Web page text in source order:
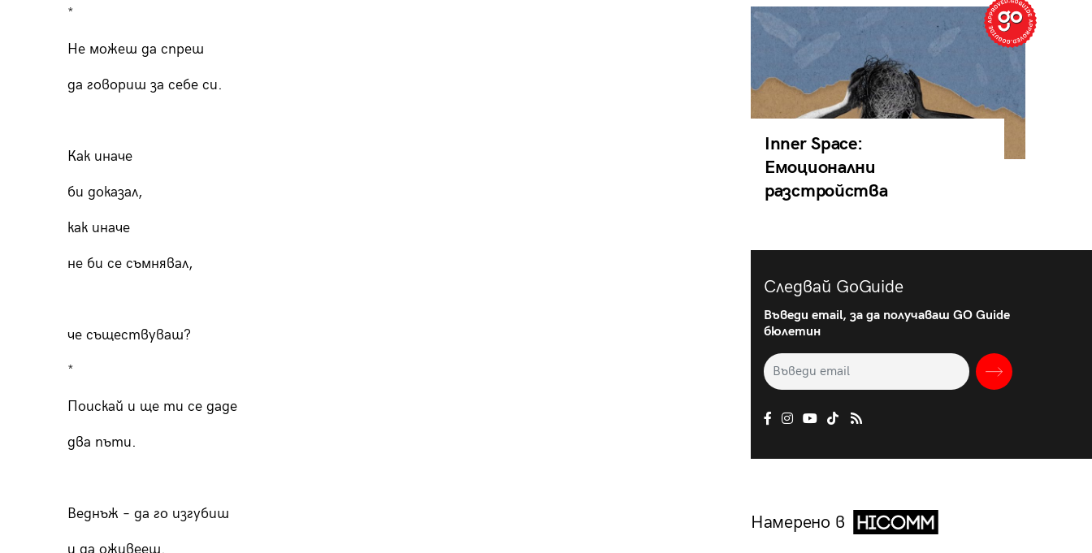
*
Не можеш да спреш
да говориш за себе си.
Как иначе
би доказал,
как иначе
не би се съмнявал,
че съществуваш?
*
Поискай и ще ти се даде
два пъти.
Веднъж – да го изгубиш
и да оживееш.
Inner Space:
Емоционални
разстройства
Следвай GoGuide
Въведи email, за да получаваш GO Guide
бюлетин
Намерено в